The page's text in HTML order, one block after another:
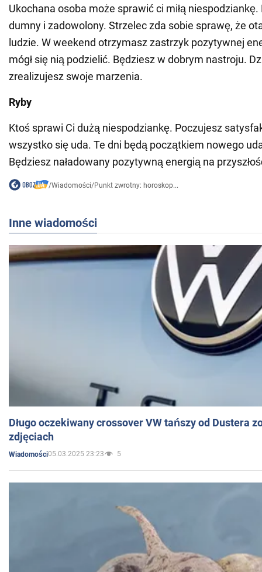
Ukochana osoba może sprawić ci miłą niespodziankę.
dumny i zadowolony. Strzelec zda sobie sprawę, że
ludzie. W weekend otrzymasz zastrzyk pozytywnej
mógł się nią podzielić. Będziesz w dobrym nastroju.
zrealizujesz swoje marzenia.
Ryby
Ktoś sprawi Ci dużą niespodziankę. Poczujesz
wszystko się uda. Te dni będą początkiem nowego
Będziesz naładowany pozytywną energią na
/Wiadomości/Punkt zwrotny: horoskop...
Inne wiadomości
Długo oczekiwany crossover VW tańszy od Dustera
zdjęciach
Wiadomości05.03.2025 23:23 5